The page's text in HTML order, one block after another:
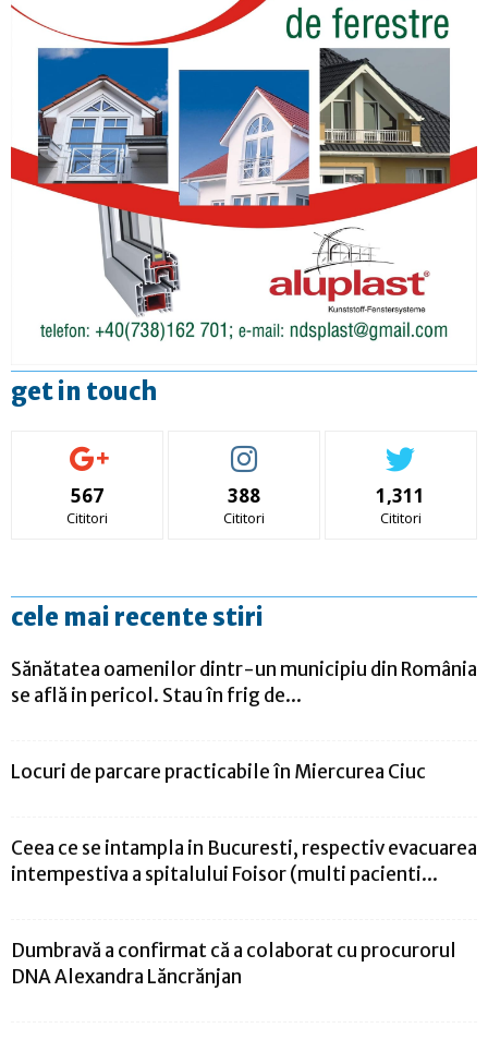
get in touch
567
Cititori
388
Cititori
1,311
Cititori
cele mai recente stiri
Sănătatea oamenilor dintr-un municipiu din România
se află in pericol. Stau în frig de...
Locuri de parcare practicabile în Miercurea Ciuc
Ceea ce se intampla in Bucuresti, respectiv evacuarea
intempestiva a spitalului Foisor (multi pacienti...
Dumbravă a confirmat că a colaborat cu procurorul
DNA Alexandra Lăncrănjan